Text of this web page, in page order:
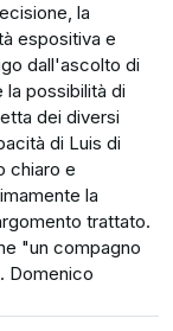
la
espositiva e
dall'ascolto di
possibilità di
dei diversi
di Luis di
chiaro e
la
trattato.
"un compagno
Domenico